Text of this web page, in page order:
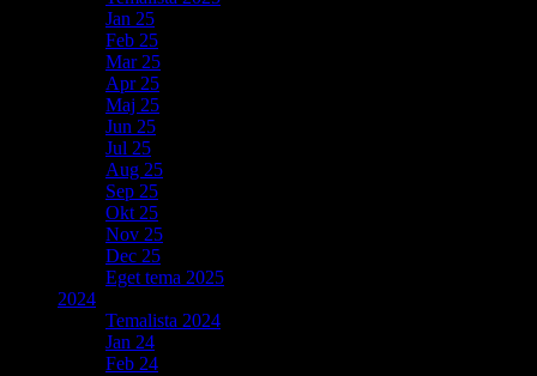
Jan 25
Feb 25
Mar 25
Apr 25
Maj 25
Jun 25
Jul 25
Aug 25
Sep 25
Okt 25
Nov 25
Dec 25
Eget tema 2025
2024
Temalista 2024
Jan 24
Feb 24